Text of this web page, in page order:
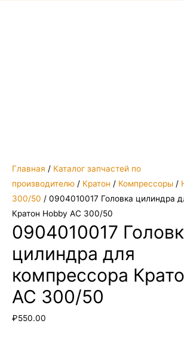
Главная / Каталог запчастей по
производителю / Кратон / Компрессоры /
300/50 / 0904010017 Головка цилиндра
Кратон Hobby AC 300/50
0904010017
цилиндра для
компрессора
AC 300/50
₽550.00